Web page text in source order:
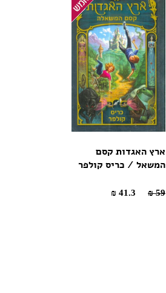
ארץ האגדות קסם
המשאל / כריס קולפר
59 ₪